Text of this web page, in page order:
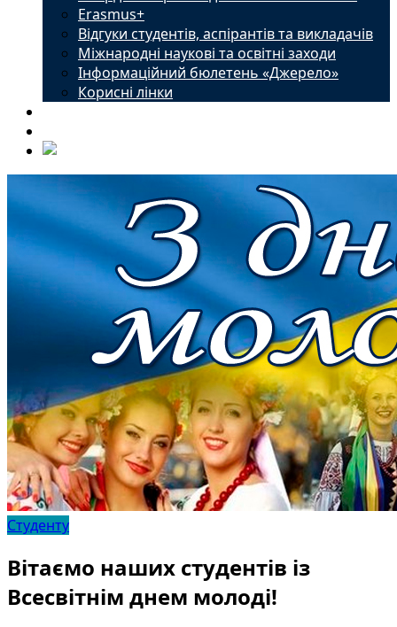
Erasmus+
Відгуки студентів, аспірантів та викладачів
Міжнародні наукові та освітні заходи
Інформаційний бюлетень «Джерело»
Корисні лінки
Студенту
Вітаємо наших студентів із
Всесвітнім днем молоді!